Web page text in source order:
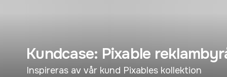
Kundcase: Pixable
Inspireras av vår kund Pixables kollektion